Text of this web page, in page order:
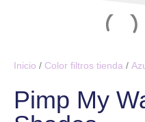
Inicio / Color filtros tienda /
Pimp My